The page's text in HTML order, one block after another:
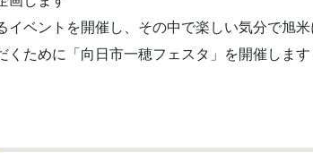
イベントを開催し、その中で楽しい気分で旭
くために 「向日市一穂フェスタ」を開催します